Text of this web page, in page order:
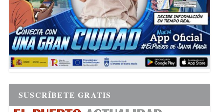
SUSCRÍBETE GRATIS